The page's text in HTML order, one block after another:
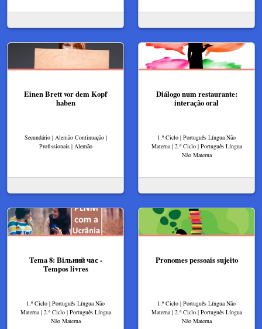
Einen Brett vor dem Kopf
haben
Secundário | Alemão Continuação |
Profissionais | Alemão
Diálogo num restaurante:
interação oral
1.º Ciclo | Português Língua Não
Materna | 2.º Ciclo | Português Língua
Não Materna
Tema 8: Вільний час -
Tempos livres
1.º Ciclo | Português Língua Não
Materna | 2.º Ciclo | Português Língua
Não Materna
Pronomes pessoais sujeito
1.º Ciclo | Português Língua Não
Materna | 2.º Ciclo | Português Língua
Não Materna